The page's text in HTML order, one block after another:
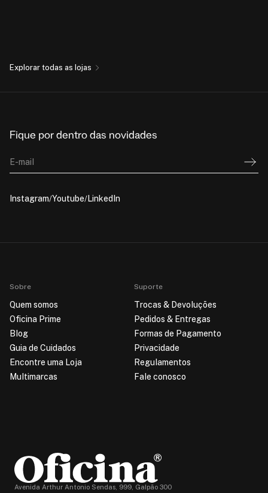
Explorar todas as lojas
Fique por dentro das novidades
E-mail
Instagram Youtube LinkedIn
Sobre
Quem somos
Oficina Prime
Blog
Guia de Cuidados
Encontre uma Loja
Multimarcas
Suporte
Trocas & Devoluções
Pedidos & Entregas
Formas de Pagamento
Privacidade
Regulamentos
Fale conosco
Avenida Arthur Antonio Sendas, 999, Galpão 300